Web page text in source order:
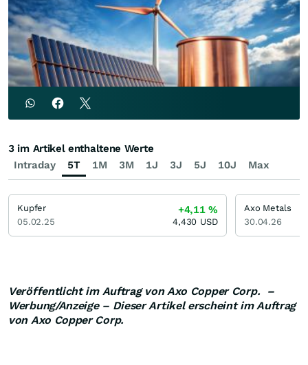
Veröffentlicht im Auftrag von Axo Copper Corp. –
Werbung/Anzeige – Dieser Artikel erscheint im Auftrag
von Axo Copper Corp.
Intraday 5T 1M 3M 1J 3J 5J 10J Max
3 im Artikel enthaltene Werte
Kupfer
05.02.25
+4,11%
4,430 USD
Axo Metals
30.04.26